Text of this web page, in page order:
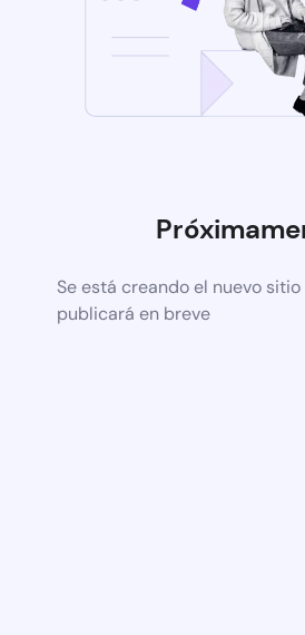
Se está creando el nuevo
publicará en breve